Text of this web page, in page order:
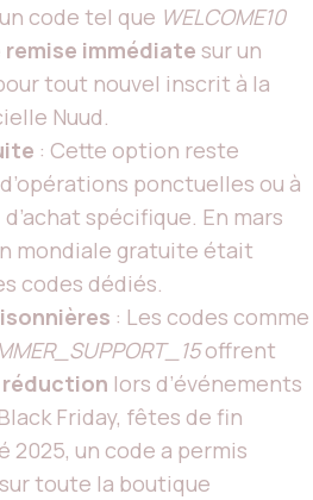
code tel que WELCOME10
remise immédiate sur un
tout nouvel inscrit à la
Nuud.
: Cette option reste
ponctuelles ou à
spécifique. En mars
mondiale gratuite était
codes dédiés.
: Les codes comme
offrent
réduction lors d’événements
Friday, fêtes de fin
2025, un code a permis
toute la boutique